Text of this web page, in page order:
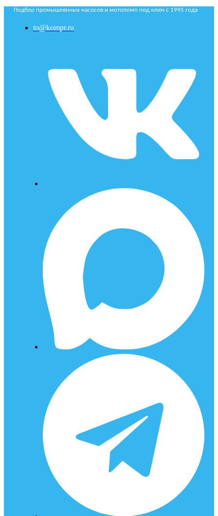
Подбор промышленных насосов и мотопомп под ключ с 1995 года
to@kompr.ru